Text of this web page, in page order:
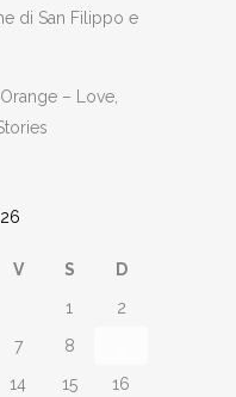
di San Filippo e
– Love,
V S
D
1
2
7 8
14 15
16